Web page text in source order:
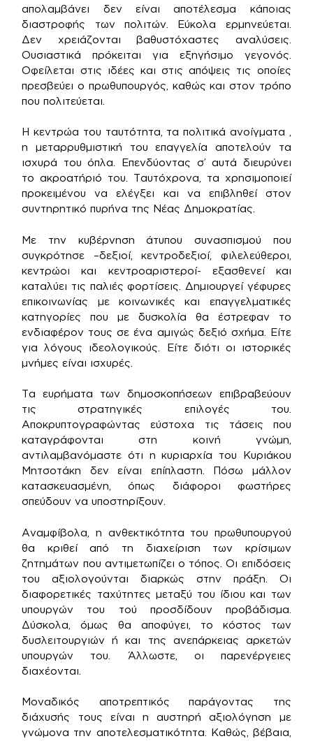
απολαμβάνει δεν είναι αποτέλεσμα κάποιας
διαστροφής των πολιτών. Εύκολα ερμηνεύεται.
Δεν χρειάζονται βαθυστόχαστες αναλύσεις.
Ουσιαστικά πρόκειται για εξηγήσιμο γεγονός.
Οφείλεται στις ιδέες και στις απόψεις τις οποίες
πρεσβεύει ο πρωθυπουργός, καθώς και στον τρόπο
που πολιτεύεται.
Η κεντρώα του ταυτότητα, τα πολιτικά ανοίγματα ,
η μεταρρυθμιστική του επαγγελία αποτελούν τα
ισχυρά του όπλα. Επενδύοντας σ’ αυτά διευρύνει
το ακροατήριό του. Ταυτόχρονα, τα χρησιμοποιεί
προκειμένου να ελέγξει και να επιβληθεί στον
συντηρητικό πυρήνα της Νέας Δημοκρατίας.
Με την κυβέρνηση άτυπου συνασπισμού που
συγκρότησε –δεξιοί, κεντροδεξιοί, φιλελεύθεροι,
κεντρώοι και κεντροαριστεροί- εξασθενεί και
καταλύει τις παλιές φορτίσεις. Δημιουργεί γέφυρες
επικοινωνίας με κοινωνικές και επαγγελματικές
κατηγορίες που με δυσκολία θα έστρεφαν το
ενδιαφέρον τους σε ένα αμιγώς δεξιό σχήμα. Είτε
για λόγους ιδεολογικούς. Είτε διότι οι ιστορικές
μνήμες είναι ισχυρές.
Τα ευρήματα των δημοσκοπήσεων επιβραβεύουν
τις στρατηγικές επιλογές του.
Αποκρυπτογραφώντας εύστοχα τις τάσεις που
καταγράφονται στη κοινή γνώμη,
αντιλαμβανόμαστε ότι η κυριαρχία του Κυριάκου
Μητσοτάκη δεν είναι επίπλαστη. Πόσω μάλλον
κατασκευασμένη, όπως διάφοροι φωστήρες
σπεύδουν να υποστηρίξουν.
Αναμφίβολα, η ανθεκτικότητα του πρωθυπουργού
θα κριθεί από τη διαχείριση των κρίσιμων
ζητημάτων που αντιμετωπίζει ο τόπος. Οι επιδόσεις
του αξιολογούνται διαρκώς στην πράξη. Οι
διαφορετικές ταχύτητες μεταξύ του ίδιου και των
υπουργών του τού προσδίδουν προβάδισμα.
Δύσκολα, όμως θα αποφύγει, το κόστος των
δυσλειτουργιών ή και της ανεπάρκειας αρκετών
υπουργών του. Άλλωστε, οι παρενέργειες
διαχέονται.
Μοναδικός αποτρεπτικός παράγοντας της
διάχυσής τους είναι η αυστηρή αξιολόγηση με
γνώμονα την αποτελεσματικότητα. Καθώς, βέβαια,